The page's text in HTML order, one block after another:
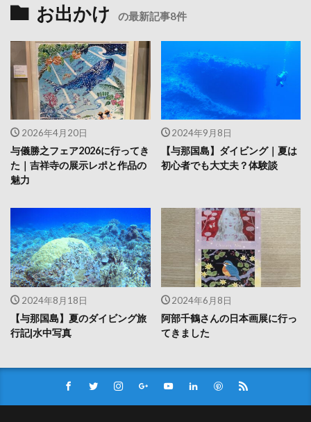
お出かけ の最新記事8件
2026年4月20日
与儀勝之フェア2026に行ってき
た｜吉祥寺の展示レポと作品の
魅力
2024年9月8日
【与那国島】ダイビング｜夏は
初心者でも大丈夫？体験談
2024年8月18日
【与那国島】夏のダイビング旅
行記|水中写真
2024年6月8日
阿部千鶴さんの日本画展に行っ
てきました